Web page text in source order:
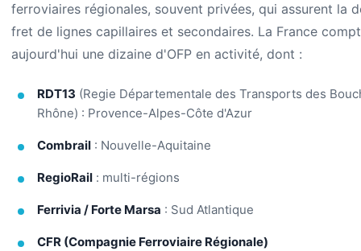
ferroviaires régionales, souvent privées, qui assurent la
fret de lignes capillaires et secondaires. La France
aujourd'hui une dizaine d'OFP en activité, dont :
RDT13 (Regie Départementale des Transports des
Rhône) : Provence-Alpes-Côte d'Azur
Combrail : Nouvelle-Aquitaine
RegioRail : multi-régions
Ferrivia / Forte Marsa : Sud Atlantique
CFR (Compagnie Ferroviaire Régionale)